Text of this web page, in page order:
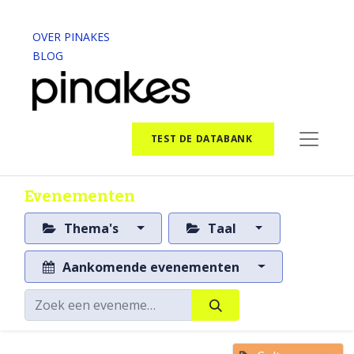
OVER PINAKES
BLOG
TEST DE DATABANK
Evenementen
Thema's Taal
Aankomende evenementen